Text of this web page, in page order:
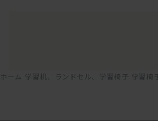
ホーム 学習机、ランドセル、学習椅子 学習椅